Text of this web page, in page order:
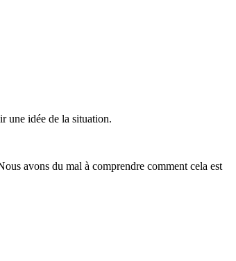
une idée de la situation.
avons du mal à comprendre comment cela est